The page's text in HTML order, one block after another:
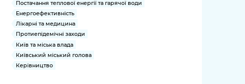
Постачання теплової енергії та гарячої води
Енергоефективність
Лікарні та медицина
Протиепідемічні заходи
Київ та міська влада
Київський міський голова
Керівництво